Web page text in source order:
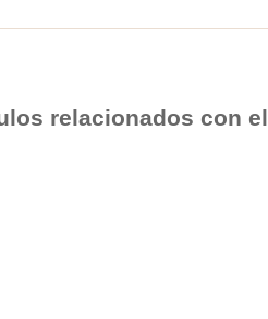
relacionados con